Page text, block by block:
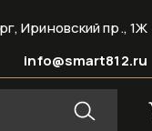
Ириновский пр., 1Ж
info@smart812.ru